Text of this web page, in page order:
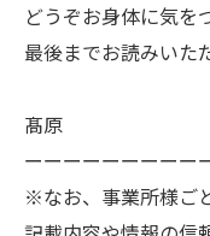
どうぞお身体に気を
最後までお読みいた
髙原
ーーーーーーーーー
※なお、事業所様ご